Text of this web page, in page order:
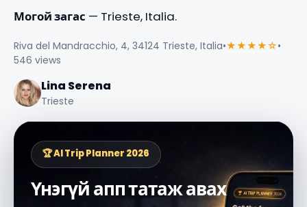
Могой загас — Trieste, Italia.
Riva del Mandracchio, 4, 34124 Trieste, Italia•★★★★☆•
546 views
Lina Serena
Trieste
🏆 AI Trip Planner 2026
Үнэгүй апп татаж авах